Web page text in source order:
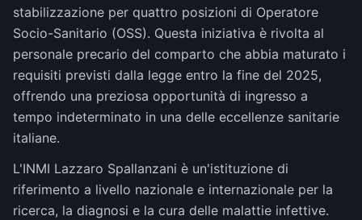
stabilizzazione per quattro posizioni di Operatore
Socio-Sanitario (OSS). Questa iniziativa è rivolta al
personale precario del comparto che abbia maturato i
requisiti previsti dalla legge entro la fine del 2025,
offrendo una preziosa opportunità di ingresso a
tempo indeterminato in una delle eccellenze sanitarie
italiane.
L'INMI Lazzaro Spallanzani è un'istituzione di
riferimento a livello nazionale e internazionale per la
ricerca, la diagnosi e la cura delle malattie infettive.